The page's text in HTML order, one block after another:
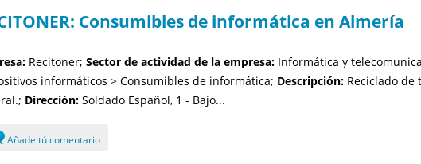
Consumibles de informática en Almería
Recitoner; Sector de actividad de la empresa:Informática y
informáticos > Consumibles de informática; Descripción:Reciclado de
Dirección:Soldado Español, 1 - Bajo...
Añade tú comentario